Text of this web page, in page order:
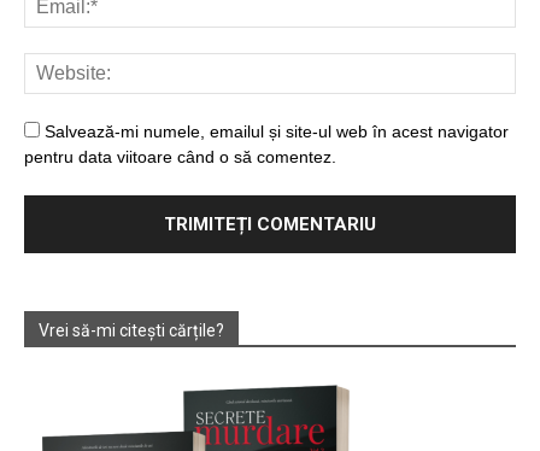
Salvează-mi numele, emailul și site-ul web în acest navigator
pentru data viitoare când o să comentez.
Vrei să-mi citești cărțile?